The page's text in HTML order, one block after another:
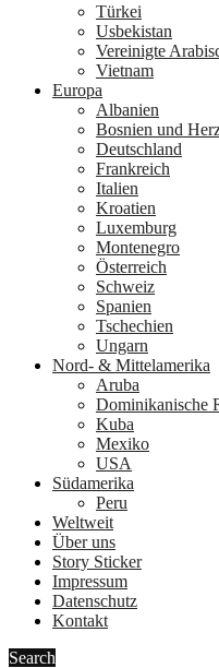
Türkei
Usbekistan
Vereinigte
Vietnam
Europa
Albanien
Bosnien und
Deutschland
Frankreich
Italien
Kroatien
Luxemburg
Montenegro
Österreich
Schweiz
Spanien
Tschechien
Ungarn
Nord- & Mittelamerika
Aruba
Dominikanische
Kuba
Mexiko
USA
Südamerika
Peru
Weltweit
Über uns
Story Sticker
Impressum
Datenschutz
Kontakt
Search